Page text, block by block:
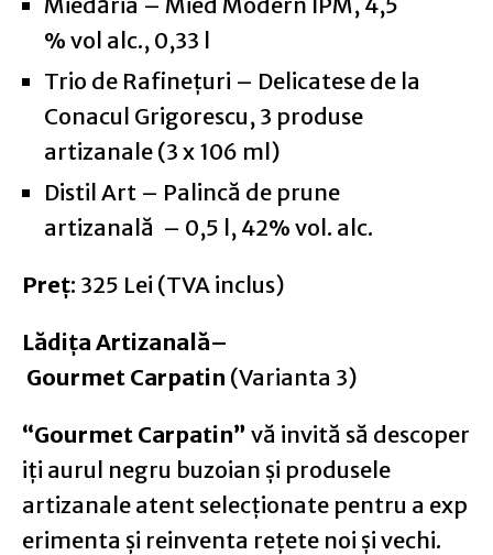
% vol alc., 0,33 l
Trio de Rafinețuri – Delicatese de la
Conacul Grigorescu, 3 produse
artizanale (3 x 106 ml)
Distil Art – Palincă de prune
artizanală – 0,5 l, 42% vol. alc.
Preț: 325 Lei (TVA inclus)
Lădița Artizanală–
Gourmet Carpatin (Varianta 3)
“Gourmet Carpatin” vă invită să descoper
iți aurul negru buzoian și produsele
artizanale atent selecționate pentru a exp
erimenta și reinventa rețete noi și vechi.